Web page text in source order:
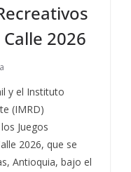
2026
y el Instituto
(IMRD)
Juegos
2026, que se
Antioquia, bajo el